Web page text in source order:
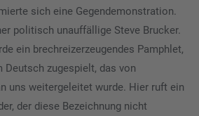
sich eine Gegendemonstration.
politisch unauffällige Steve Brucker.
ein brechreizerzeugendes Pamphlet,
zugespielt, das von
uns weitergeleitet wurde. Hier ruft ein
der diese Bezeichnung nicht